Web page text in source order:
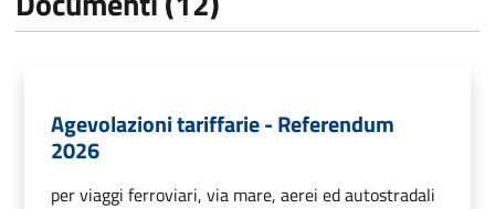
Agevolazioni tariffarie - Referendum
2026
per viaggi ferroviari, via mare, aerei ed autostradali